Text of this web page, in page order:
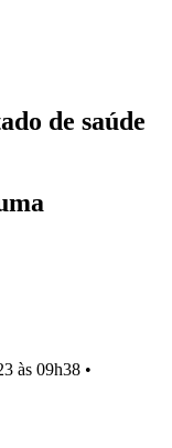
de saúde
às 09h38 •